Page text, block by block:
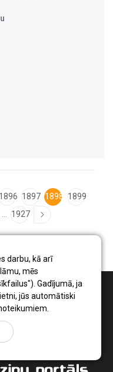
darbu, kā arī
mēs
Gadījumā, ja
jūs automātiski
1896 1897 1898
1899
1927